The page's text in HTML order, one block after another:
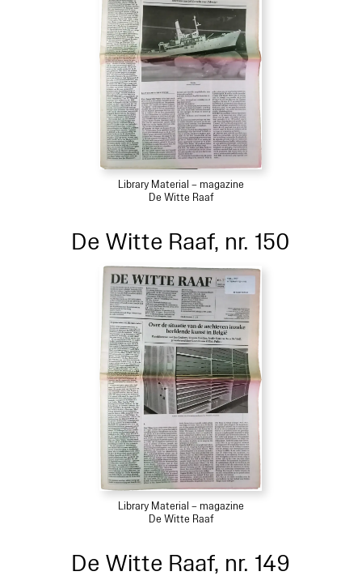
Library Material – magazine
De Witte Raaf
De Witte Raaf, nr. 150
Library Material – magazine
De Witte Raaf
De Witte Raaf, nr. 149